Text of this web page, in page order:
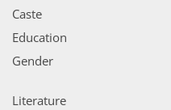
Caste
Education
Gender
Literature